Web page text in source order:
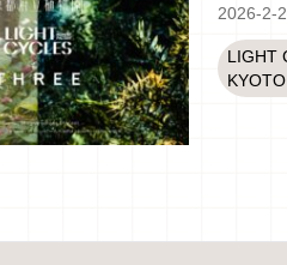
2026-2-
LIGHT
KYOTO